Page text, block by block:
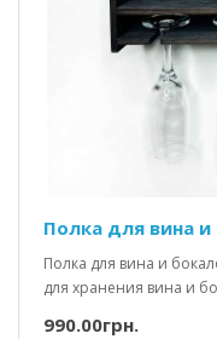
Полка для вина
Полка для вина и
для хранения вина и
990.00грн.